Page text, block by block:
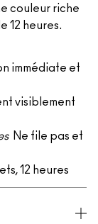
couleur riche
12 heures.
immédiate et
visiblement
Ne file pas et
12 heures